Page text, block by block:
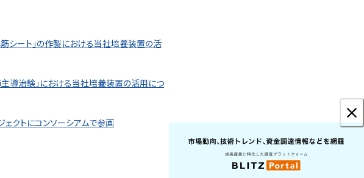
シート」の作製における当社培養装置の活
導治験」における当社培養装置の活用につ
クトにコンソーシアムで参画